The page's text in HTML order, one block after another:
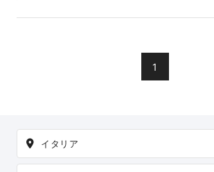
ロイン気分で撮影をお楽しみいただけます。
1
イタリア